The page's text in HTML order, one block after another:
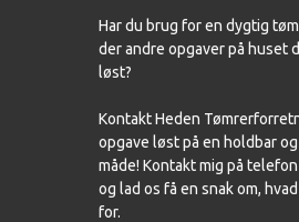
Har du brug for en dygtig
der andre opgaver på huset
løst?
Kontakt Heden
opgave løst på en holdbar
måde! Kontakt mig på
og lad os få en snak om,
for.